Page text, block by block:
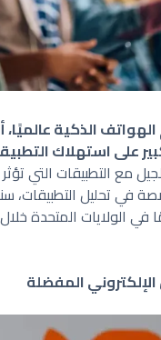
على استهلاك
مع التطبيقات التي
المفضلة